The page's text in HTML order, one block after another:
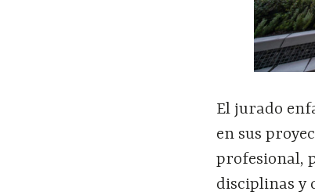
El jurado
en sus
profesional,
disciplinas y